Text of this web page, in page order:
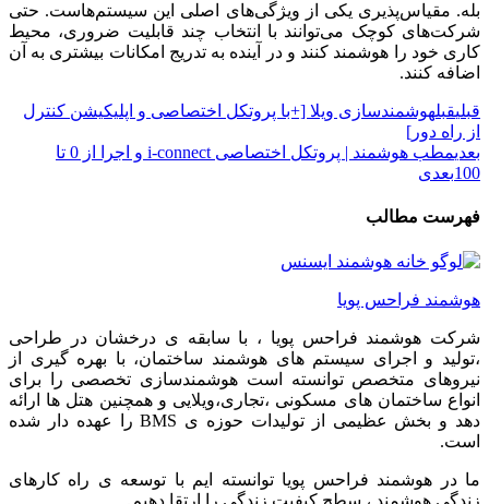
بله. مقیاس‌پذیری یکی از ویژگی‌های اصلی این سیستم‌هاست. حتی
شرکت‌های کوچک می‌توانند با انتخاب چند قابلیت ضروری، محیط
کاری خود را هوشمند کنند و در آینده به تدریج امکانات بیشتری به آن
اضافه کنند.
قبلیقبلهوشمندسازی ویلا [+با پروتکل اختصاصی و اپلیکیشن کنترل
از راه دور]
بعدی
مطب هوشمند | پروتکل اختصاصی i-connect و اجرا از 0 تا
100بعدی
فهرست مطالب
هوشمند فراحس پویا
شرکت هوشمند فراحس پویا ، با سابقه ی درخشان در طراحی
،تولید و اجرای سیستم های هوشمند ساختمان، با بهره گیری از
نیروهای متخصص توانسته است هوشمندسازی تخصصی را برای
انواع ساختمان های مسکونی ،تجاری،ویلایی و همچنین هتل ها ارائه
دهد و بخش عظیمی از تولیدات حوزه ی BMS را عهده دار شده
است.
ما در هوشمند فراحس پویا توانسته ایم با توسعه ی راه کارهای
زندگی هوشمند ، سطح کیفیت زندگی را ارتقا دهیم.